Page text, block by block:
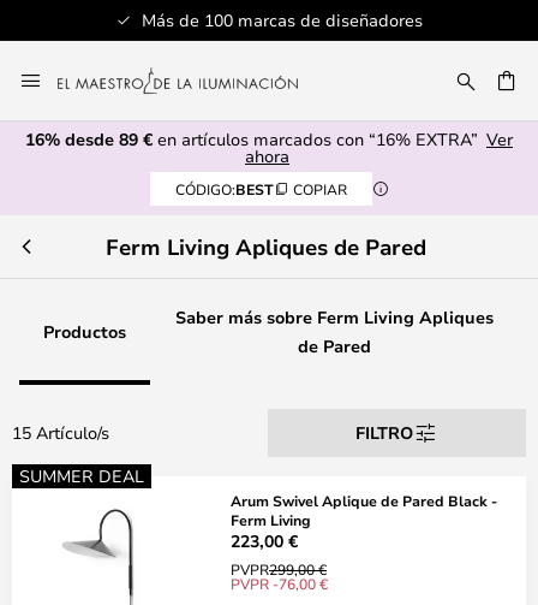
Más de 100 marcas de diseñadores
al
contenido
16% desde 89 € en artículos marcados con “16% EXTRA” Ver
ahora
CÓDIGO:BEST COPIAR
Ferm Living Apliques de Pared
Productos
Saber más sobre Ferm Living Apliques
de Pared
15 Artículo/s
FILTRO
SUMMER DEAL
Arum Swivel Aplique de Pared Black -
Ferm Living
223,00 €
PVPR299,00 €
PVPR -76,00 €